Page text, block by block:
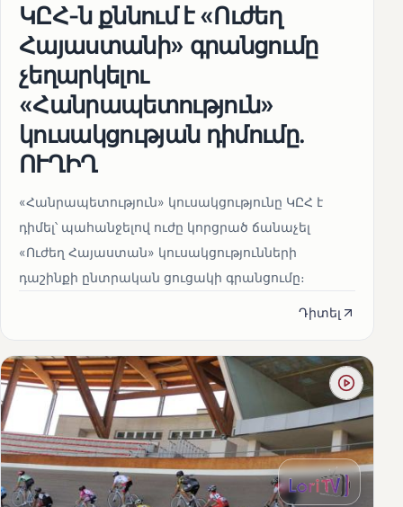
ԿԸՀ-ն քննում է «Ուժեղ
Հայաստանի» գրանցումը
չեղարկելու
«Հանրապետություն»
կուսակցության դիմումը.
ՈՒՂԻՂ
«Հանրապետություն» կուսակցությունը ԿԸՀ է
դիմել՝ պահանջելով ուժը կորցրած ճանաչել
«Ուժեղ Հայաստան» կուսակցությունների
դաշինքի ընտրական ցուցակի գրանցումը։
Դիտել